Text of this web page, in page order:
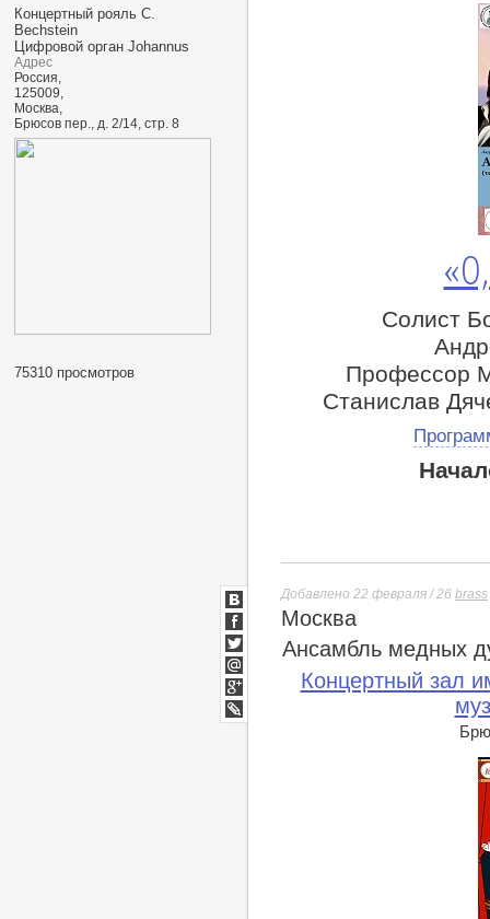
Концертный рояль С.
Bechstein
Цифровой орган Johannus
Адрес
Россия,
125009,
Москва,
Брюсов пер., д. 2/14, стр. 8
75310 просмотров
Солист
Профессор
Станислав
Добавлено 22 февраля / 26 brass
Москва
Ансамбль медных
Концертный зал
ВКонтакте
Facebook
Twitter
Мой
Мир
Google+
lj